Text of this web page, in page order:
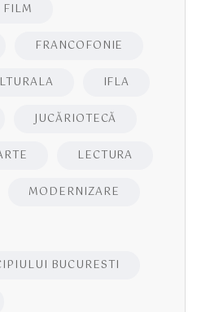
FILM
FRANCOFONIE
IFLA
JUCĂRIOTECĂ
LECTURA
MODERNIZARE
BUCURESTI